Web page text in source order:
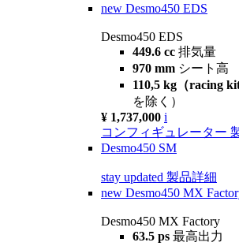
new Desmo450 EDS
Desmo450 EDS
449.6 cc 排気量
970 mm シート高
110,5 kg（racing
を除く）
¥ 1,737,000 i
コンフィギュレーター
Desmo450 SM
stay updated 製品詳細
new Desmo450 MX
Desmo450 MX Factory
63.5 ps 最高出力